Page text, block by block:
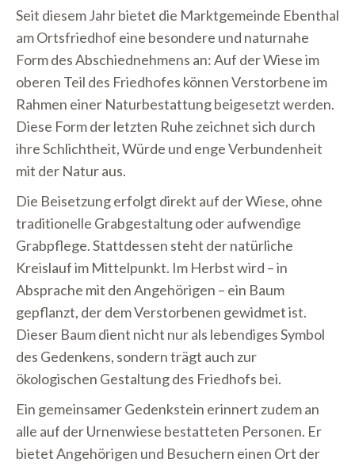
Seit diesem Jahr bietet die Marktgemeinde Ebenthal
am Ortsfriedhof eine besondere und naturnahe
Form des Abschiednehmens an: Auf der Wiese im
oberen Teil des Friedhofes können Verstorbene im
Rahmen einer Naturbestattung beigesetzt werden.
Diese Form der letzten Ruhe zeichnet sich durch
ihre Schlichtheit, Würde und enge Verbundenheit
mit der Natur aus.
Die Beisetzung erfolgt direkt auf der Wiese, ohne
traditionelle Grabgestaltung oder aufwendige
Grabpflege. Stattdessen steht der natürliche
Kreislauf im Mittelpunkt. Im Herbst wird – in
Absprache mit den Angehörigen – ein Baum
gepflanzt, der dem Verstorbenen gewidmet ist.
Dieser Baum dient nicht nur als lebendiges Symbol
des Gedenkens, sondern trägt auch zur
ökologischen Gestaltung des Friedhofs bei.
Ein gemeinsamer Gedenkstein erinnert zudem an
alle auf der Urnenwiese bestatteten Personen. Er
bietet Angehörigen und Besuchern einen Ort der